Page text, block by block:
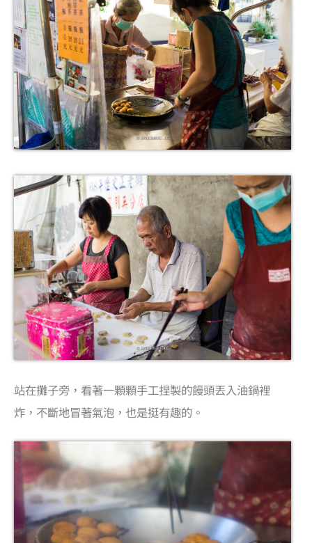
站在攤子旁，看著一顆顆手工捏製的饅頭丟入油鍋裡
炸，不斷地冒著氣泡，也是挺有趣的。